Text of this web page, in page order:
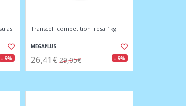
- 9%
Transcell competition fresa 1kg
MEGAPLUS
26,41€ 29,05€ - 9%